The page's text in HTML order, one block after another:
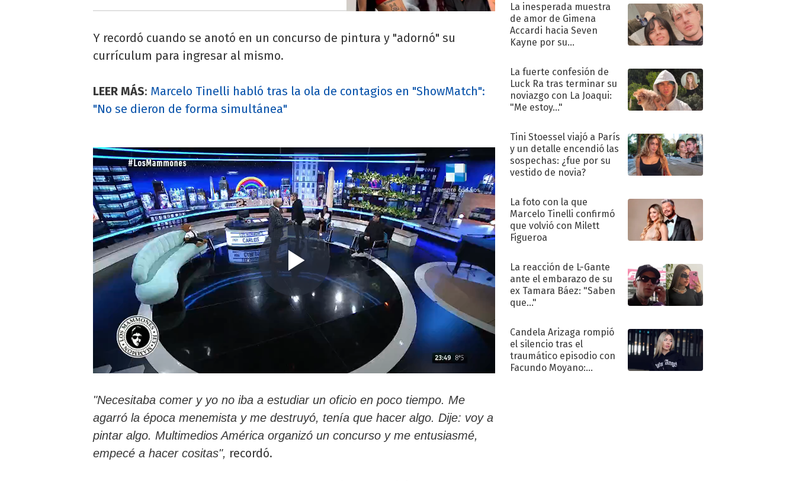
Y recordó cuando se anotó en un concurso de pintura y "adornó" su
currículum para ingresar al mismo.
LEER MÁS: Marcelo Tinelli habló tras la ola de contagios en "ShowMatch":
"No se dieron de forma simultánea"
"Necesitaba comer y yo no iba a estudiar un oficio en poco tiempo. Me
agarró la época menemista y me destruyó, tenía que hacer algo. Dije: voy a
pintar algo. Multimedios América organizó un concurso y me entusiasmé,
empecé a hacer cositas", recordó.
La inesperada muestra
de amor de Gimena
Accardi hacia Seven
Kayne por su
La fuerte confesión de
Luck Ra tras terminar su
noviazgo con La Joaqui:
"Me estoy..."
Tini Stoessel viajó a París
y un detalle encendió las
sospechas: ¿fue por su
vestido de novia?
La foto con la que
Marcelo Tinelli confirmó
que volvió con Milett
Figueroa
La reacción de L-Gante
ante el embarazo de su
ex Tamara Báez: "Saben
que..."
Candela Arizaga rompió
el silencio tras el
traumático episodio con
Facundo Moyano: